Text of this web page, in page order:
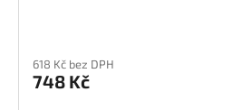
618 Kč bez DPH
748 Kč